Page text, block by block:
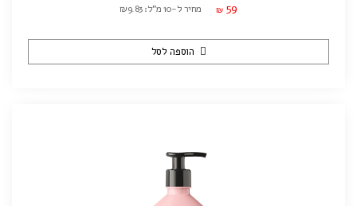
₪ 59 מחיר ל-10 מ"ל: ₪9.83
הוספה לסל